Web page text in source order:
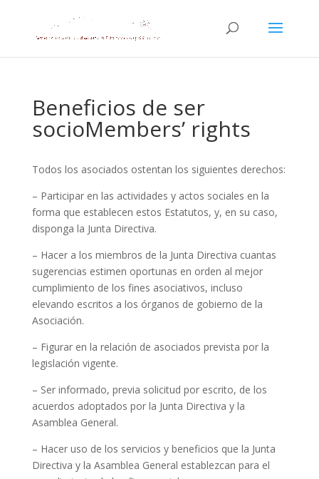
Beneficios de ser
socioMembers’ rights
Todos los asociados ostentan los siguientes derechos:
– Participar en las actividades y actos sociales en la
forma que establecen estos Estatutos, y, en su caso,
disponga la Junta Directiva.
– Hacer a los miembros de la Junta Directiva cuantas
sugerencias estimen oportunas en orden al mejor
cumplimiento de los fines asociativos, incluso
elevando escritos a los órganos de gobierno de la
Asociación.
– Figurar en la relación de asociados prevista por la
legislación vigente.
– Ser informado, previa solicitud por escrito, de los
acuerdos adoptados por la Junta Directiva y la
Asamblea General.
– Hacer uso de los servicios y beneficios que la Junta
Directiva y la Asamblea General establezcan para el